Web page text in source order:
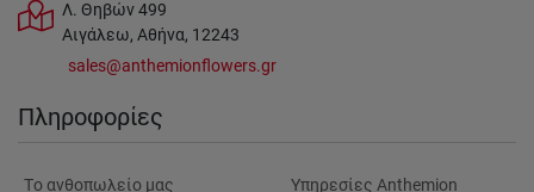
Λ. Θηβών 499
Αιγάλεω, Αθήνα, 12243
sales@anthemionflowers.gr
Πληροφορίες
Tο ανθοπωλείο μας
Υπηρεσίες Anthemion